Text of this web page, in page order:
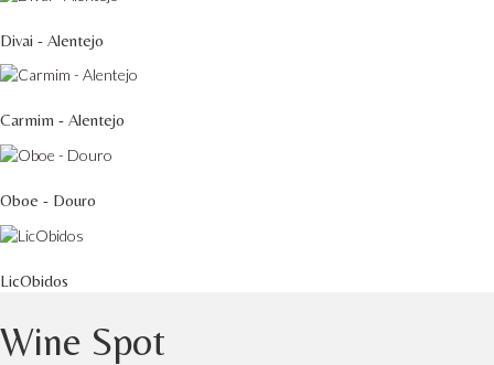
Divai - Alentejo
Carmim - Alentejo
Oboe - Douro
LicObidos
Wine Spot